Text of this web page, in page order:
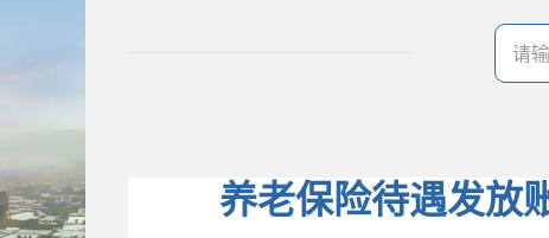
养老保险待遇发放